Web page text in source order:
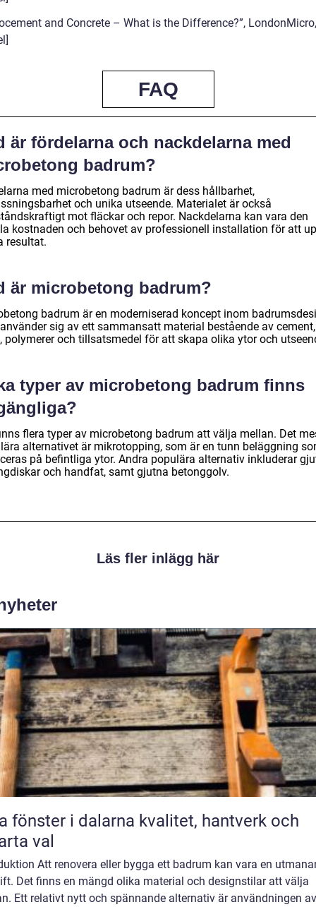
and Concrete – What is the Difference?”,
FAQ
är fördelarna och nackdelarna med
badrum?
med microbetong badrum är dess hållbarhet,
och unika utseende. Materialet är också
mot fläckar och repor. Nackdelarna kan vara den
kostnaden och behovet av professionell installation för att
resultat.
är microbetong badrum?
badrum är en moderniserad koncept inom
sig av ett sammansatt material bestående av cement,
polymerer och tillsatsmedel för att skapa olika ytor och
typer av microbetong badrum finns
flera typer av microbetong badrum att välja mellan. Det
alternativet är mikrotopping, som är en tunn beläggning
på befintliga ytor. Andra populära alternativ inkluderar
och handfat, samt gjutna betonggolv.
Läs fler inlägg här
i dalarna kvalitet, hantverk och
val
Att renovera eller bygga ett badrum kan vara en
Det finns en mängd olika material och designstilar att välja
Ett relativt nytt och spännande alternativ är användningen av